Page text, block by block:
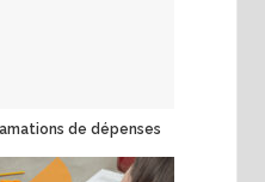
de dépenses